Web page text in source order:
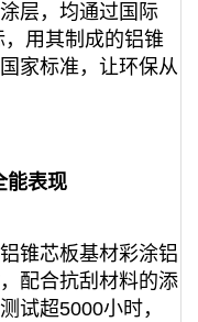
层，均通过国际
用其制成的铝锥
家标准，让环保从
能表现
锥芯板基材彩涂铝
配合抗刮材料的添
试超5000小时，